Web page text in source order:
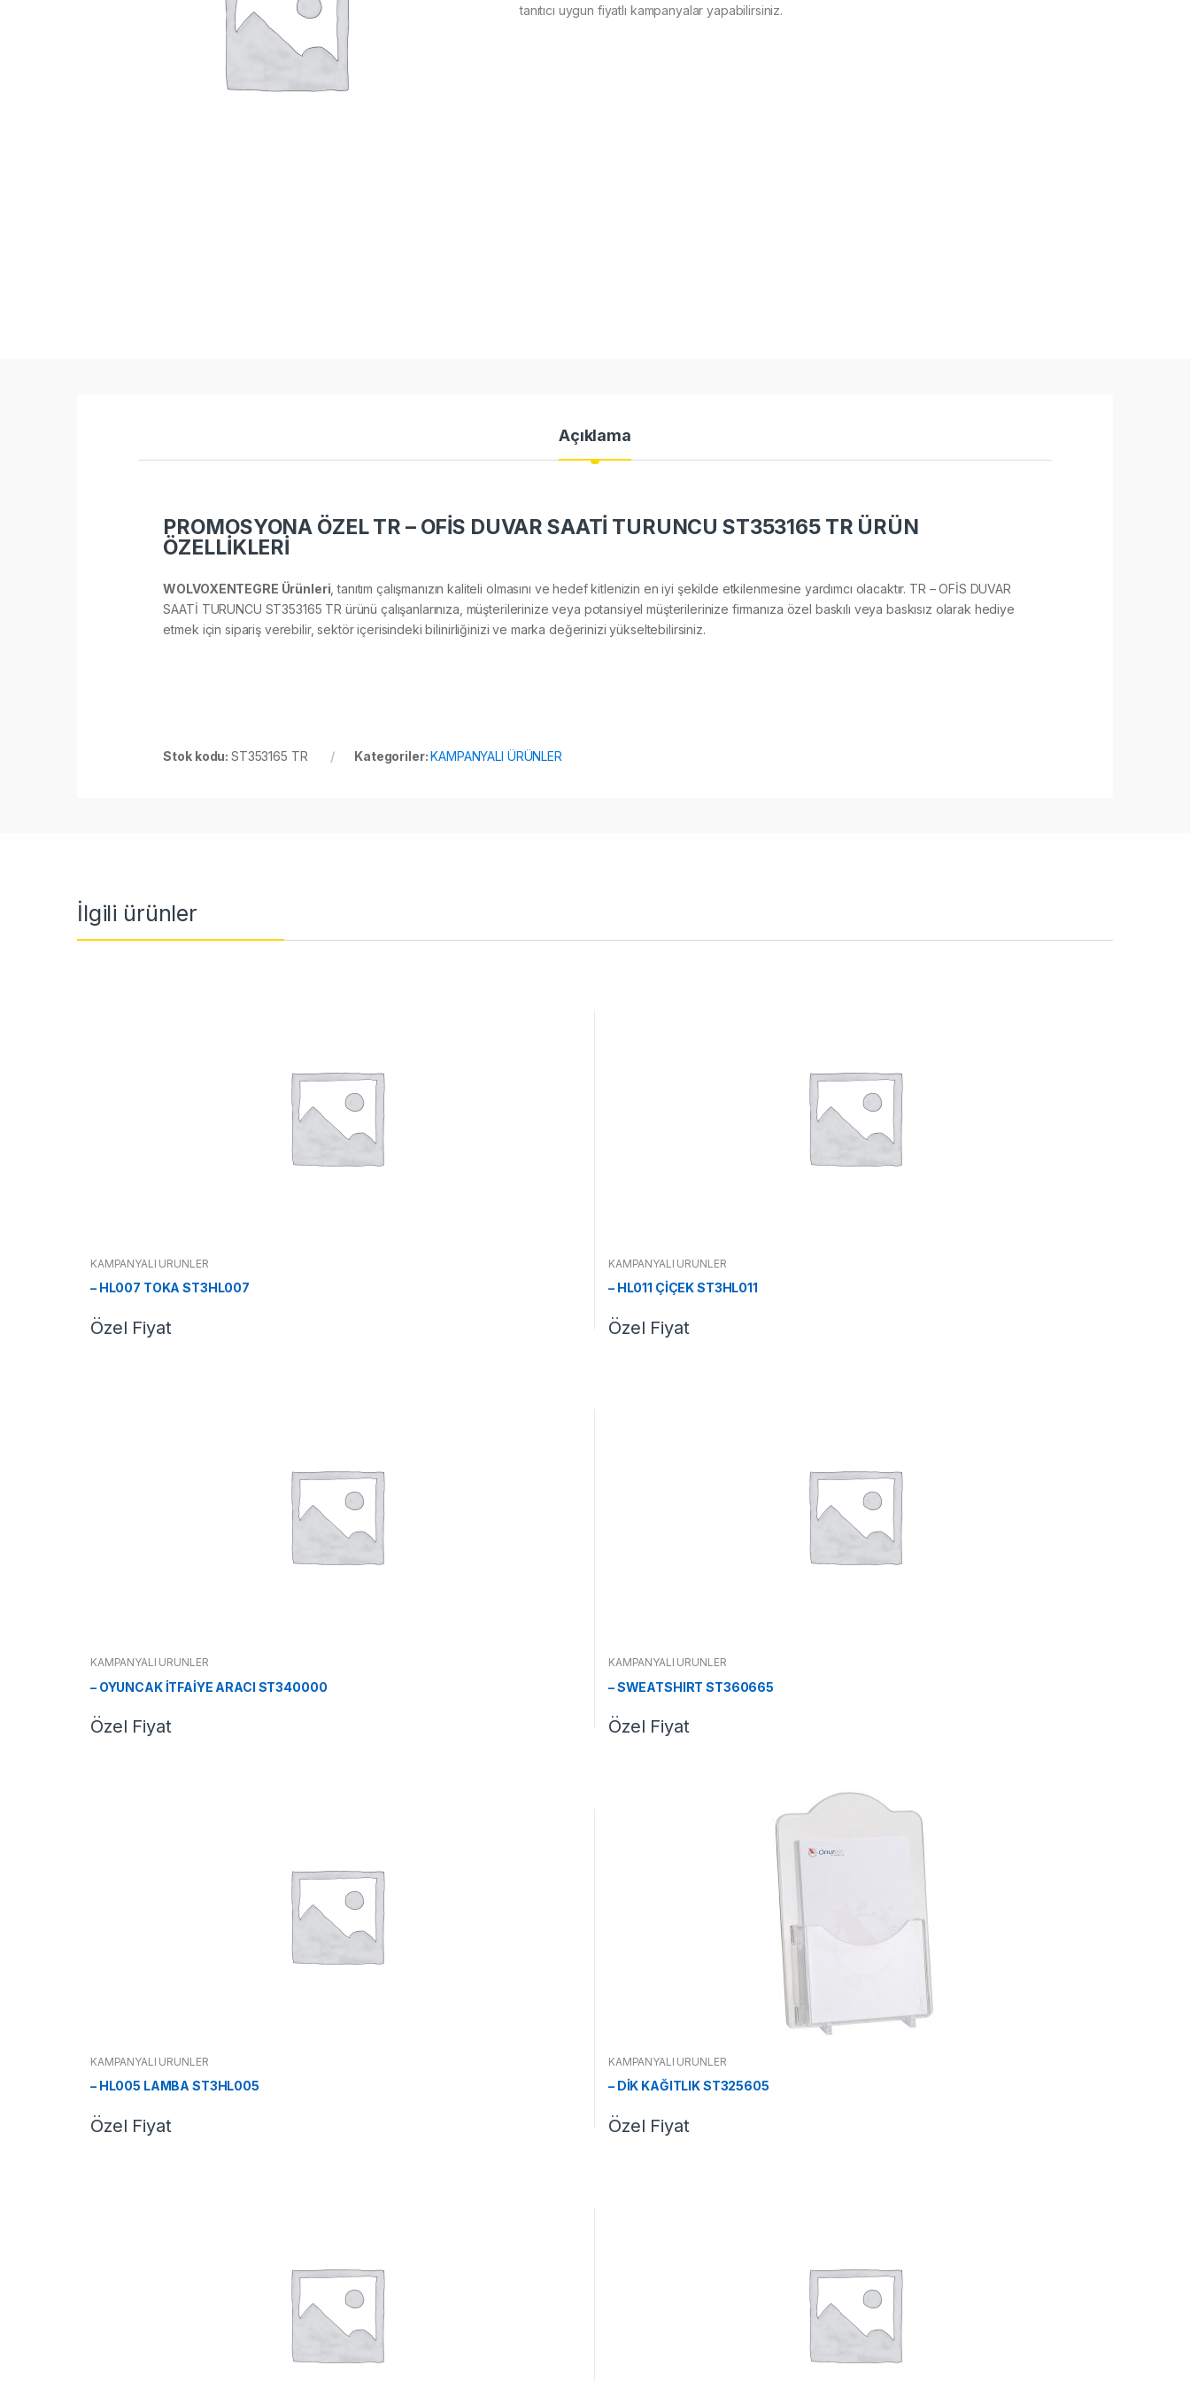
tanıtıcı uygun fiyatlı kampanyalar yapabilirsiniz.
Açıklama
PROMOSYONA ÖZEL TR – OFİS DUVAR SAATİ TURUNCU ST353165 TR ÜRÜN
ÖZELLİKLERİ
WOLVOXENTEGRE Ürünleri , tanıtım çalışmanızın kaliteli olmasını ve hedef kitlenizin en iyi şekilde etkilenmesine yardımcı olacaktır. TR – OFİS DUVAR
SAATİ TURUNCU ST353165 TR ürünü çalışanlarınıza, müşterilerinize veya potansiyel müşterilerinize firmanıza özel baskılı veya baskısız olarak hediye
etmek için sipariş verebilir, sektör içerisindeki bilinirliğinizi ve marka değerinizi yükseltebilirsiniz.
Stok kodu: ST353165 TR Kategoriler:KAMPANYALI ÜRÜNLER
İlgili ürünler
KAMPANYALI ÜRÜNLER
– HL007 TOKA ST3HL007
Özel Fiyat
KAMPANYALI ÜRÜNLER
– HL011 ÇİÇEK ST3HL011
Özel Fiyat
KAMPANYALI ÜRÜNLER
– OYUNCAK İTFAİYE ARACI ST340000
Özel Fiyat
KAMPANYALI ÜRÜNLER
– SWEATSHIRT ST360665
Özel Fiyat
KAMPANYALI ÜRÜNLER
– HL005 LAMBA ST3HL005
Özel Fiyat
KAMPANYALI ÜRÜNLER
– DİK KAĞITLIK ST325605
Özel Fiyat